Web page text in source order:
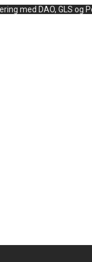
med DAO, GLS og